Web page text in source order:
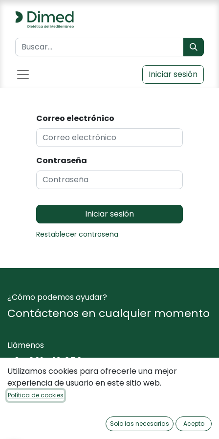
Iniciar sesión
Correo electrónico
Contraseña
Iniciar sesión
Restablecer contraseña
¿Cómo podemos ayudar?
Contáctenos en cualquier momento
Llámenos
+34 961 412 050
Envíenos un mensaje
Utilizamos cookies para ofrecerle una mejor
experiencia de usuario en este sitio web.
Política de cookies
Solo las necesarias Acepto